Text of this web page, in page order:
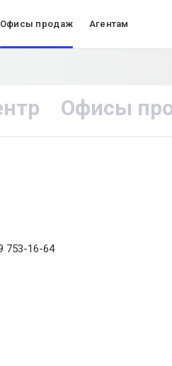
Офисы продаж Агентам
Офисы
753-16-64